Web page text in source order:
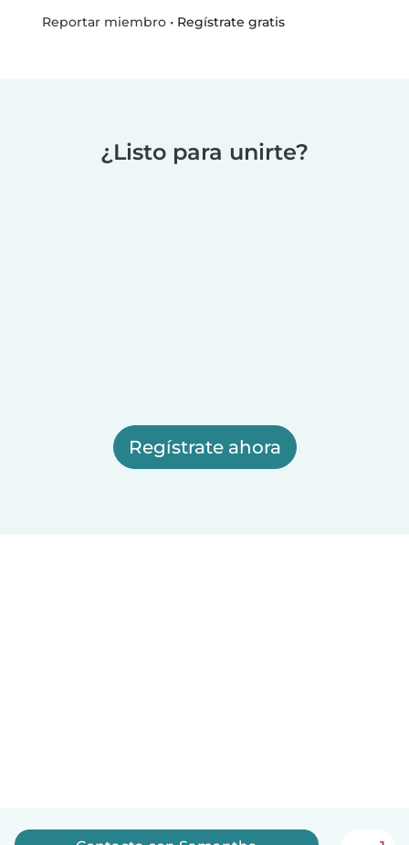
Reportar miembro• Regístrate gratis
¿Listo para unirte?
Regístrate ahora